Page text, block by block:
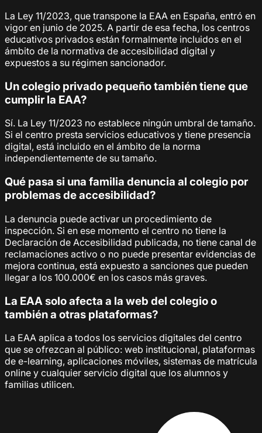
La Ley 11/2023, que transpone la EAA en España, entró en
vigor en junio de 2025. A partir de esa fecha, los centros
educativos privados están formalmente incluidos en el
ámbito de la normativa de accesibilidad digital y
expuestos a su régimen sancionador.
Un colegio privado pequeño también tiene que
cumplir la EAA?
Sí. La Ley 11/2023 no establece ningún umbral de tamaño.
Si el centro presta servicios educativos y tiene presencia
digital, está incluido en el ámbito de la norma
independientemente de su tamaño.
Qué pasa si una familia denuncia al colegio por
problemas de accesibilidad?
La denuncia puede activar un procedimiento de
inspección. Si en ese momento el centro no tiene la
Declaración de Accesibilidad publicada, no tiene canal de
reclamaciones activo o no puede presentar evidencias de
mejora continua, está expuesto a sanciones que pueden
llegar a los 100.000€ en los casos más graves.
La EAA solo afecta a la web del colegio o
también a otras plataformas?
La EAA aplica a todos los servicios digitales del centro
que se ofrezcan al público: web institucional, plataformas
de e-learning, aplicaciones móviles, sistemas de matrícula
online y cualquier servicio digital que los alumnos y
familias utilicen.